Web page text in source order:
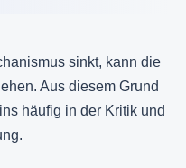
sinkt, kann die
Aus diesem Grund
häufig in der Kritik und